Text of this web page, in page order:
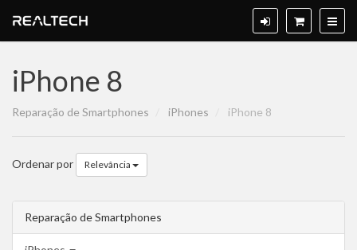
iPhone 8
Reparação de Smartphones iPhones iPhone 8
Ordenar por Relevância
Reparação de Smartphones